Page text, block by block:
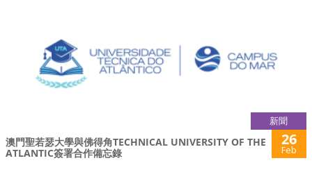
新聞
澳門聖若瑟大學與佛得角TECHNICAL UNIVERSITY OF THE
ATLANTIC簽署合作備忘錄
26
Feb